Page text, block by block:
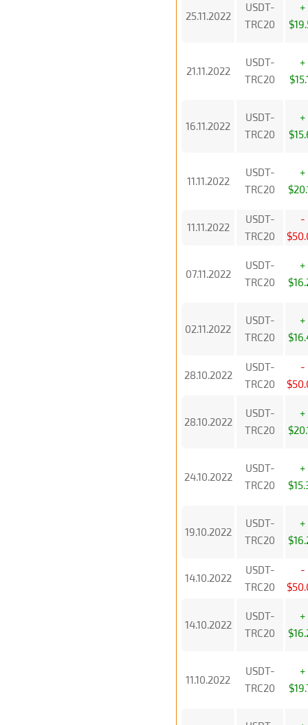
25.11.2022
USDT-
TRC20
+
21.11.2022
USDT-
TRC20
+
16.11.2022
USDT-
TRC20
+
11.11.2022
USDT-
TRC20
+
11.11.2022
USDT-
TRC20
-
07.11.2022
USDT-
TRC20
+
02.11.2022
USDT-
TRC20
+
28.10.2022
USDT-
TRC20
-
28.10.2022
USDT-
TRC20
+
24.10.2022
USDT-
TRC20
+
19.10.2022
USDT-
TRC20
+
14.10.2022
USDT-
TRC20
-
14.10.2022
USDT-
TRC20
+
11.10.2022
USDT-
TRC20
+